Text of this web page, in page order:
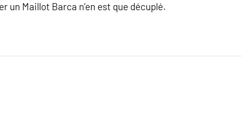
Maillot Barca n’en est que décuplé.